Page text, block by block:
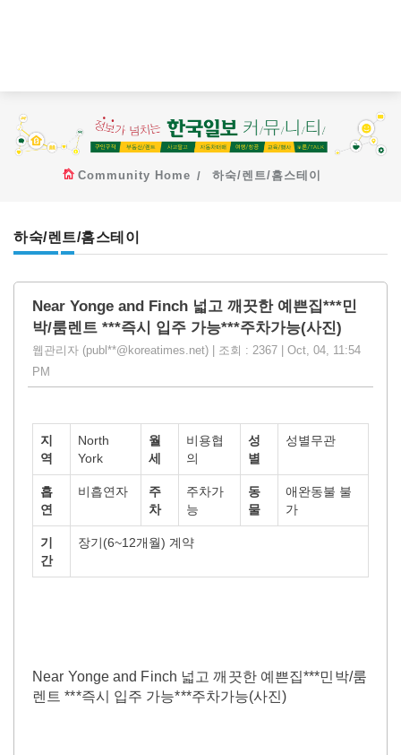
Community Home 하숙/렌트/홈스테이
하숙/렌트/홈스테이
Near Yonge and Finch 넓고 깨끗한 예쁜집***민
박/룸렌트 ***즉시 입주 가능***주차가능(사진)
웹관리자 (publ**@koreatimes.net) | 조회 : 2367 | Oct, 04, 11:54
PM
지
역
North
York
월
세
비용협
의
성
별
성별무관
흡
연
비흡연자
주
차
주차가
능
동
물
애완동불 불
가
기
간
장기(6~12개월) 계약
Near Yonge and Finch 넓고 깨끗한 예쁜집***민박/룸
렌트 ***즉시 입주 가능***주차가능(사진)